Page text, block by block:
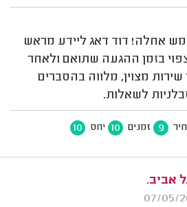
אחלה! דוד דאג ליידע מראש
בזמן ההגעה שתואם ולאחר
מצוין, מלווה בהסברים
לשאלות.
9 זמנים 10 יחס 10
אביב.